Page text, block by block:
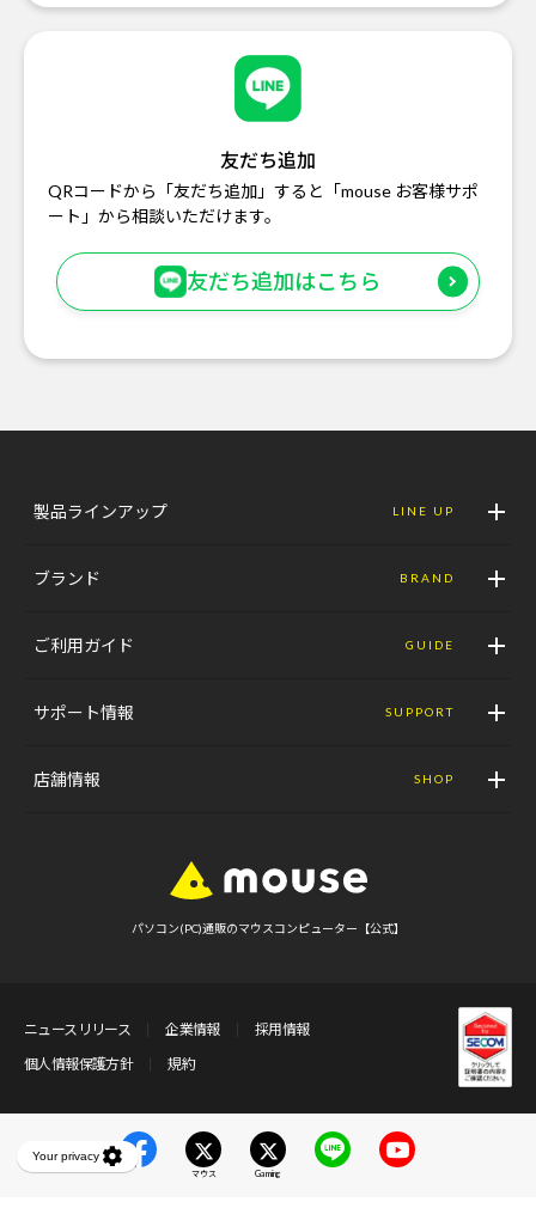
友だち追加
QRコードから「友だち追加」すると「mouse お客様サポ
ート」から相談いただけます。
友だち追加はこちら
製品ラインアップ LINE UP
ブランド BRAND
ご利用ガイド GUIDE
サポート情報 SUPPORT
店舗情報 SHOP
パソコン(PC)通販のマウスコンピューター【公式】
ニュースリリース 企業情報
採用情報
個人情報保護方針
規約
マウス Gaming